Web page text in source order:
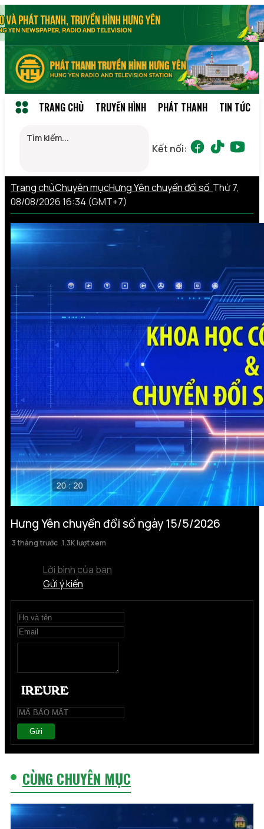
TRANG CHỦ TRUYỀN HÌNH PHÁT THANH TIN TỨC
Kết nối:
Trang chủChuyên mụcHưng Yên chuyển đổi số Thứ 7,
08/08/2026 16:34 (GMT+7)
Hưng Yên chuyển đổi số ngày 15/5/2026
3 tháng trước 1.3K lượt xem
Lời bình của bạn
Gửi ý kiến
Gửi
CÙNG CHUYÊN MỤC